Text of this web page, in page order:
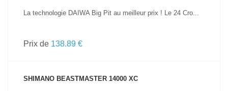
La technologie DAIWA Big Pit au meilleur prix ! Le 24 Cro...
Prix de 138.89 €
SHIMANO BEASTMASTER 14000 XC